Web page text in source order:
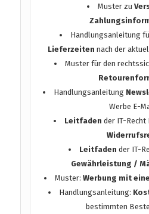
Muster zu
Handlungsanleitung
Lieferzeiten nach der
Muster für den
Handlungsanleitung
Werbe E-
Leitfaden der IT-
Leitfaden der IT-
Gewährleistung /
Muster:Werbung mit
Handlungsanleitung:
bestimmten